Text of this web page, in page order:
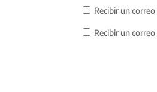
Recibir un
Recibir un